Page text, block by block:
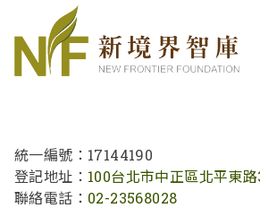
統一編號：17144190
登記地址： 100台北市中正區北平東
聯絡電話： 02-23568028